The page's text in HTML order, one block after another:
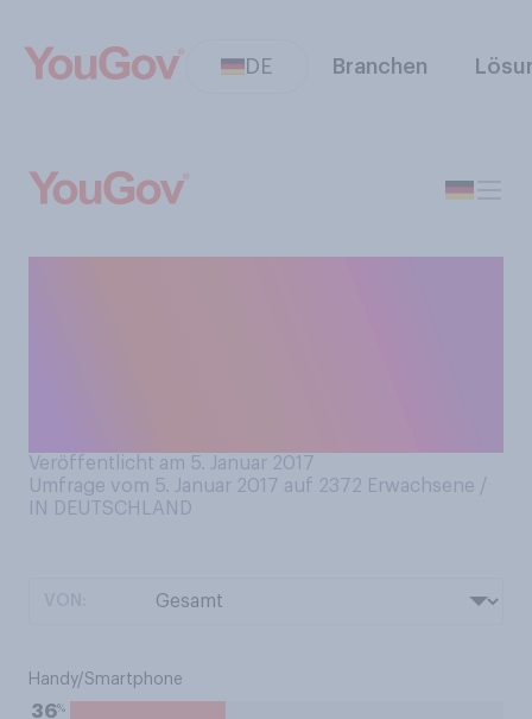
DE Branchen
Veröffentlicht am 5. Januar 2017
Umfrage vom 5. Januar 2017 auf 2372 Erwachsene /
IN DEUTSCHLAND
Handy/Smartphone
36%